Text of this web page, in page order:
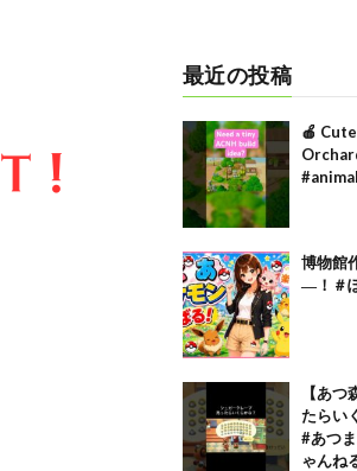
最近の投稿
🍎
博物館
―！＃
【あ
たらい
#あつ
ゃんね